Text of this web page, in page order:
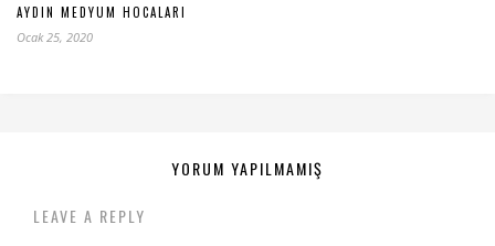
AYDIN MEDYUM HOCALARI
Ocak 25, 2020
YORUM YAPILMAMIŞ
LEAVE A REPLY